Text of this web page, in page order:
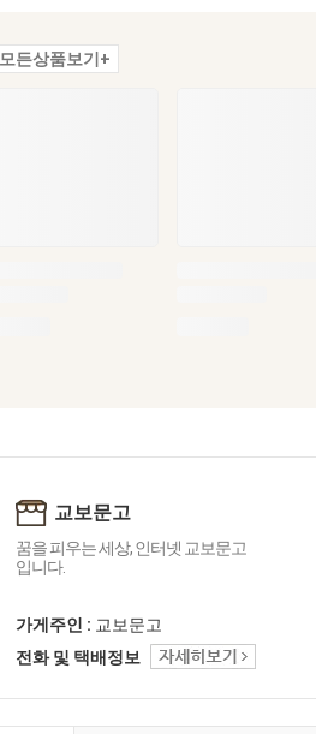
모든상품보기+
교보문고
꿈을 피우는 세상, 인터넷 교보문고
입니다.
가게주인 : 교보문고
전화 및 택배정보